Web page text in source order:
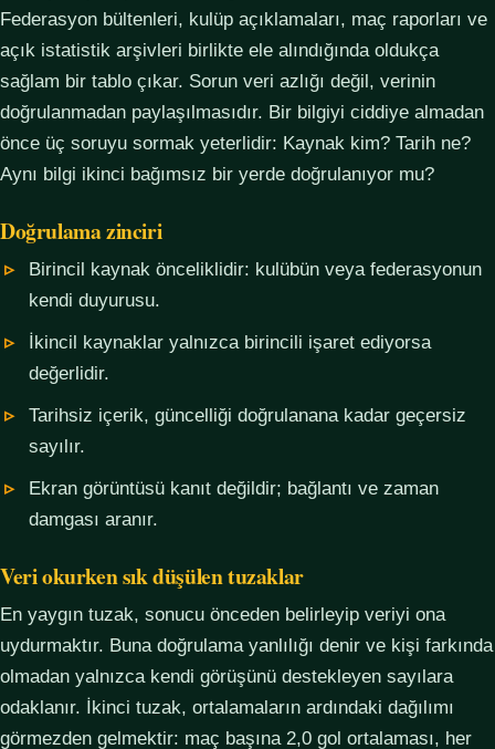
Federasyon bültenleri, kulüp açıklamaları, maç raporları ve
açık istatistik arşivleri birlikte ele alındığında oldukça
sağlam bir tablo çıkar. Sorun veri azlığı değil, verinin
doğrulanmadan paylaşılmasıdır. Bir bilgiyi ciddiye almadan
önce üç soruyu sormak yeterlidir: Kaynak kim? Tarih ne?
Aynı bilgi ikinci bağımsız bir yerde doğrulanıyor mu?
Doğrulama zinciri
Birincil kaynak önceliklidir: kulübün veya federasyonun
kendi duyurusu.
İkincil kaynaklar yalnızca birincili işaret ediyorsa
değerlidir.
Tarihsiz içerik, güncelliği doğrulanana kadar geçersiz
sayılır.
Ekran görüntüsü kanıt değildir; bağlantı ve zaman
damgası aranır.
Veri okurken sık düşülen tuzaklar
En yaygın tuzak, sonucu önceden belirleyip veriyi ona
uydurmaktır. Buna doğrulama yanlılığı denir ve kişi farkında
olmadan yalnızca kendi görüşünü destekleyen sayılara
odaklanır. İkinci tuzak, ortalamaların ardındaki dağılımı
görmezden gelmektir: maç başına 2,0 gol ortalaması, her